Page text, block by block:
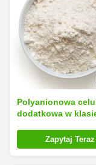
Polyanionowa
dodatkowa w
dla przemysłu
Zapytaj Teraz